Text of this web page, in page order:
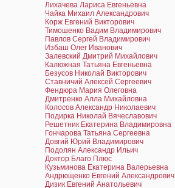
Лихачева Лариса Евгеньевна
Чайка Михаил Александрович
Корж Евгений Викторович
Тимошенко Вадим Владимирович
Павлов Сергей Владимирович
Избаш Олег Иванович
Залевский Дмитрий Михайлович
Калюжная Татьяна Евгеньевна
Безусов Николай Викторович
Ставничий Алексей Сергеевич
Фендюра Мария Олеговна
Дмитренко Алла Михайловна
Колосов Александр Николаевич
Подирка Николай Вячеславович
Решетник Екатерина Владимировна
Гончарова Татьяна Сергеевна
Довгий Юрий Владимирович
Подолян Александр Ильич
Доктор Благо Плюс
Кузьминова Екатерина Валерьевна
Андрющенко Евгений Александрович
Дизик Евгений Анатольевич